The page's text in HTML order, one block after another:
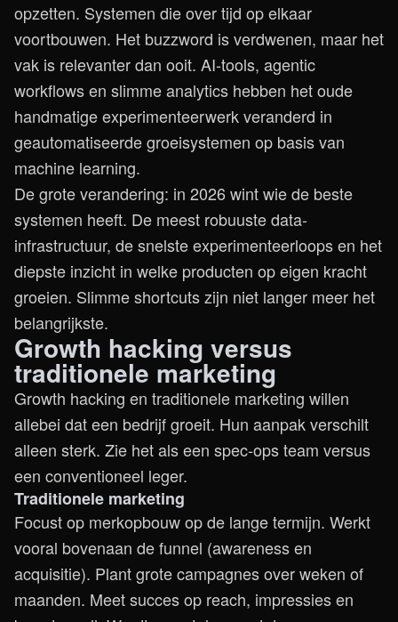
opzetten. Systemen die over tijd op elkaar
voortbouwen. Het buzzword is verdwenen, maar het
vak is relevanter dan ooit. AI-tools, agentic
workflows en slimme analytics hebben het oude
handmatige experimenteerwerk veranderd in
geautomatiseerde groeisystemen op basis van
machine learning.
De grote verandering: in 2026 wint wie de beste
systemen heeft. De meest robuuste data-
infrastructuur, de snelste experimenteerloops en het
diepste inzicht in welke producten op eigen kracht
groeien. Slimme shortcuts zijn niet langer meer het
belangrijkste.
Growth hacking versus
traditionele marketing
Growth hacking en traditionele marketing willen
allebei dat een bedrijf groeit. Hun aanpak verschilt
alleen sterk. Zie het als een spec-ops team versus
een conventioneel leger.
Traditionele marketing
Focust op merkopbouw op de lange termijn. Werkt
vooral bovenaan de funnel (awareness en
acquisitie). Plant grote campagnes over weken of
maanden. Meet succes op reach, impressies en